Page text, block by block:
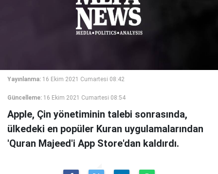
Yayınlanma: 16 Ekim 2021 Cumartesi 08:42
Güncelleme: 16 Ekim 2021 Cumartesi 08:54
Apple, Çin yönetiminin talebi sonrasında,
ülkedeki en popüler Kuran uygulamalarından
'Quran Majeed'i App Store'dan kaldırdı.